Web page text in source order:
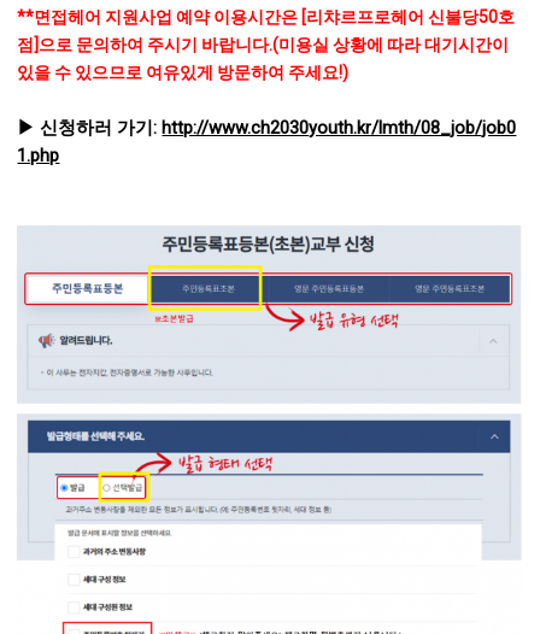
**면접헤어 지원사업 예약 이용시간은 [리챠르프로헤어 신불당50호
점]으로 문의하여 주시기 바랍니다.(미용실 상황에 따라 대기시간이
있을 수 있으므로 여유있게 방문하여 주세요!)
▶ 신청하러 가기: http://www.ch2030youth.kr/lmth/08_job/job0
1.php